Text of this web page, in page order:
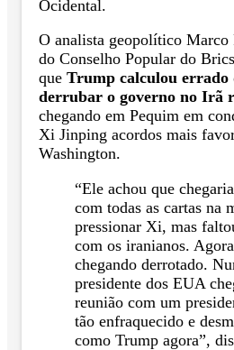
Ocidental.
O analista geopolítico Marco
do Conselho Popular do
que Trump calculou errado
derrubar o governo no Irã
chegando em Pequim em
Xi Jinping acordos mais
Washington.
“Ele achou que
com todas as cartas na
pressionar Xi, mas
com os iranianos.
chegando derrotado.
presidente dos EUA
reunião com um
tão enfraquecido e
como Trump agora”,